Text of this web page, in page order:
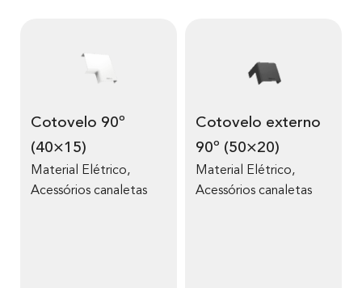
Cotovelo 90º
(40×15)
Material Elétrico,
Acessórios canaletas
Cotovelo externo
90º (50×20)
Material Elétrico,
Acessórios canaletas